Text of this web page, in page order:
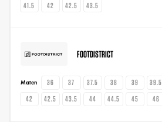
41.5
42 42.5 43.5
FOOTDISTRICT
Maten 36 37 37.5 38 39 39.5
42
42.5 43.5 44 44.5 45 46